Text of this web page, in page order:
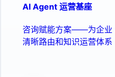
AI Agent 运营基座
咨询赋能方案——为企业
清晰路由和知识运营体系